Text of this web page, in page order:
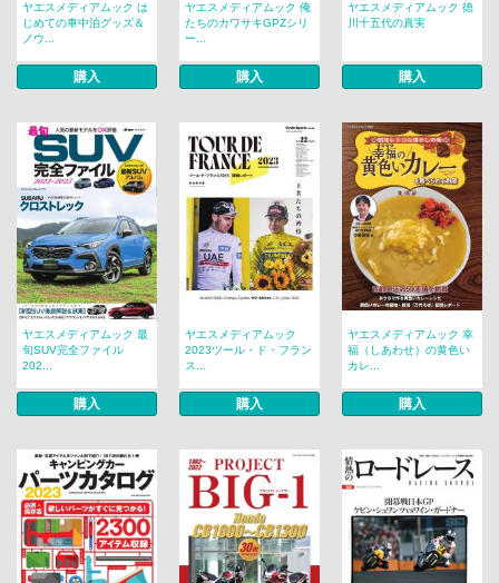
ヤエスメディアムック は
じめての車中泊グッズ＆
ノウ...
購入
ヤエスメディアムック 俺
たちのカワサキGPZシリ
ー...
購入
ヤエスメディアムック 徳
川十五代の真実
購入
ヤエスメディアムック 最
旬SUV完全ファイル
202...
購入
ヤエスメディアムック
2023ツール・ド・フラン
ス...
購入
ヤエスメディアムック 幸
福（しあわせ）の黄色い
カレ...
購入